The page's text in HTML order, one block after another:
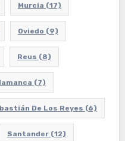
Murcia (17)
Oviedo (9)
Reus (8)
(7)
De Los Reyes (6)
Santander(12)